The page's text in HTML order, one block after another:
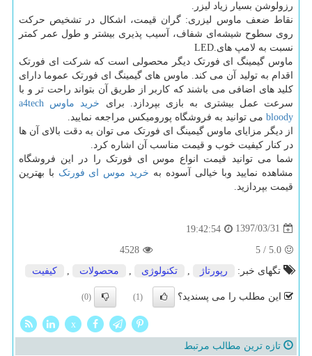
رزولوشن بسیار زیاد لیزر .
نقاط ضعف ماوس لیزری: گران قیمت، اشکال در تشخیص حرکت
روی سطوح شیشه‌ای شفاف، آسیب پذیری بیشتر و طول عمر کمتر
نسبت به لامپ هایLED.
ماوس گیمینگ ای فورتک دیگر محصولی است که شرکت ای فورتک
اقدام به تولید آن می کند. ماوس های گیمینگ ای فورتک عموما دارای
کلید های اضافی می باشند که کاربر از طریق آن بتواند راحت تر و با
سرعت عمل بیشتری به بازی بپردازد. برای خرید ماوس a4tech
bloody می توانید به فروشگاه پورومیکس مراجعه نمایید.
از دیگر مزایای ماوس گیمینگ ای فورتک می توان به دقت بالای آن ها
در کنار کیفیت خوب و قیمت مناسب آن اشاره کرد.
شما می توانید قیمت انواع موس ای فورتک را در این فروشگاه
مشاهده نمایید وبا خیالی آسوده به خرید موس ای فورتک با بهترین
قیمت بپردازید.
1397/03/31
19:42:54
5.0
/
5
4528
تگهای خبر:
رپورتاژ تكنولوژی محصولات كیفیت
این مطلب را می پسندید؟ (1)
(0)
x
تازه ترین مطالب مرتبط